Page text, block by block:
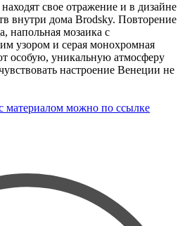
свое отражение и в дизайне
внутри дома Brodsky. Повторение
напольная мозаика с
узором и серая монохромная
особую, уникальную атмосферу
настроение Венеции не
материалом можно по ссылке